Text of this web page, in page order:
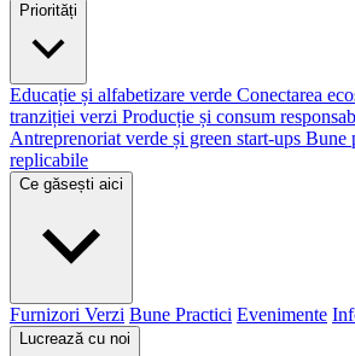
Priorități
Educație și alfabetizare verde Conectarea
tranziției verzi Producție și consum
Antreprenoriat verde și green start-ups Bune
replicabile
Ce găsești aici
Furnizori Verzi Bune Practici Evenimente
Lucrează cu noi